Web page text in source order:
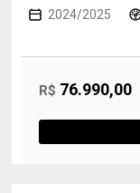
2024/2025
R$ 76.990,00